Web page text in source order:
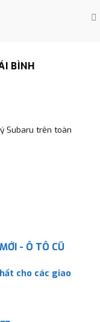
BÌNH
Subaru trên toàn
- Ô TÔ CŨ
cho các giao